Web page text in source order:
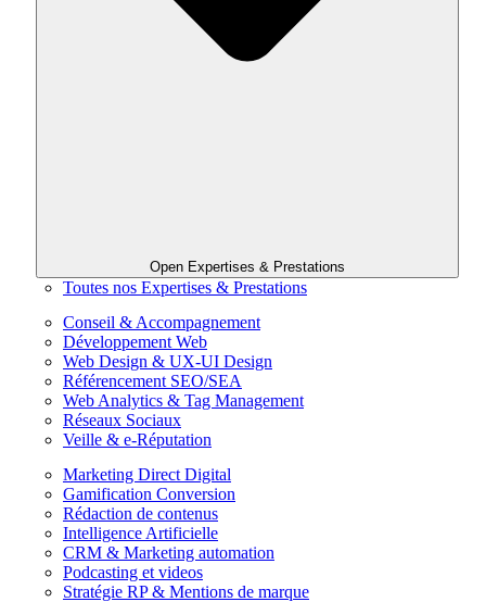
Open Expertises & Prestations
Toutes nos Expertises & Prestations
Conseil & Accompagnement
Développement Web
Web Design & UX-UI Design
Référencement SEO/SEA
Web Analytics & Tag Management
Réseaux Sociaux
Veille & e-Réputation
Marketing Direct Digital
Gamification Conversion
Rédaction de contenus
Intelligence Artificielle
CRM & Marketing automation
Podcasting et videos
Stratégie RP & Mentions de marque